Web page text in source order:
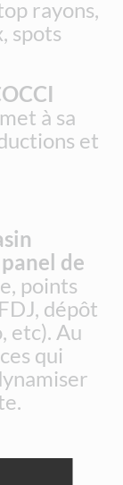
rayons,
spots
à sa
et
de
points
dépôt
etc). Au
qui